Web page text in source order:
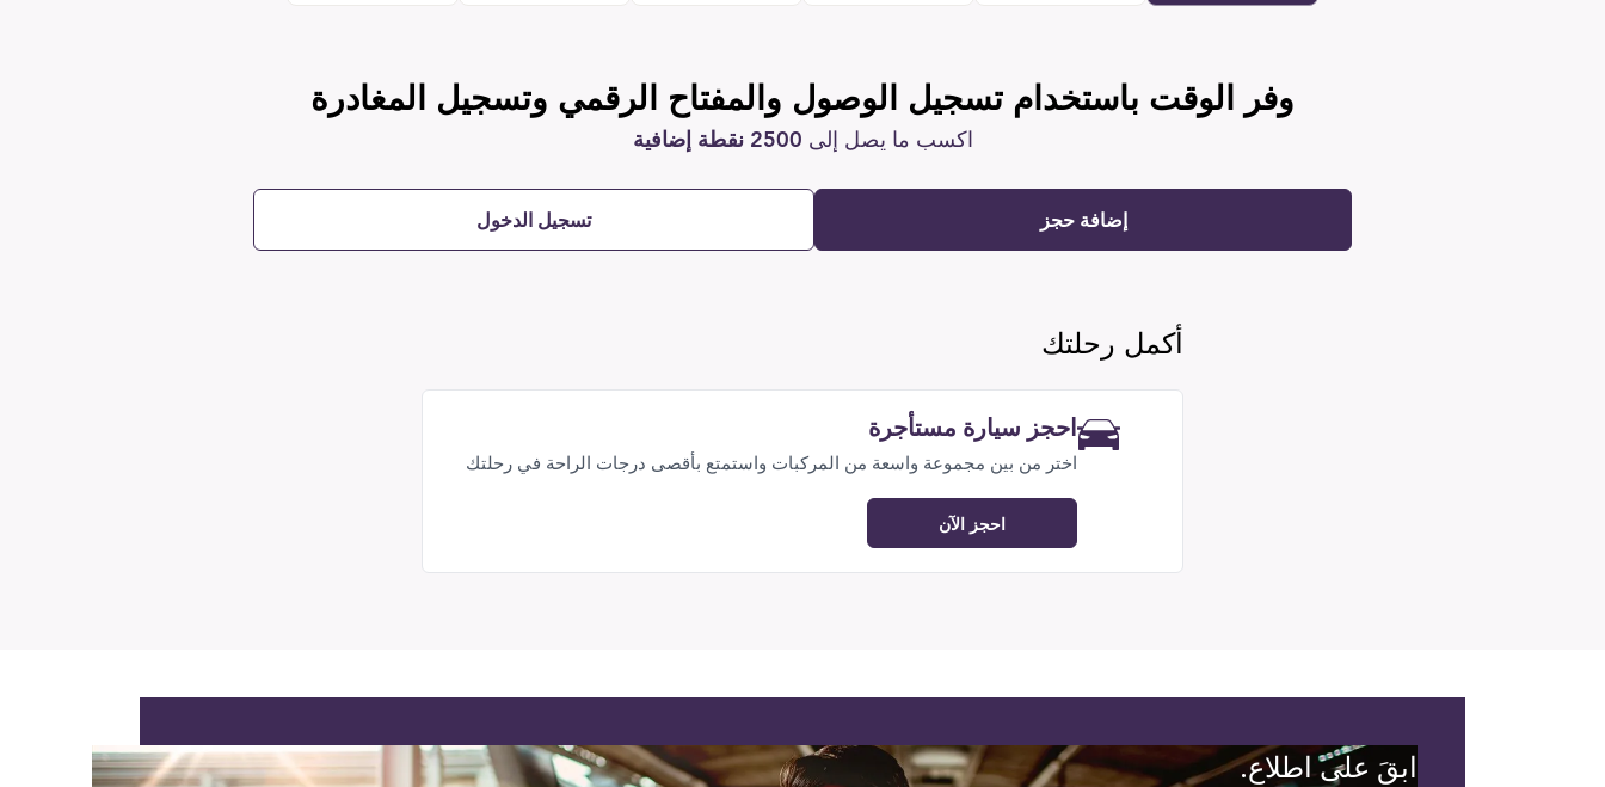
وفر الوقت باستخدام تسجيل الوصول والمفتاح الرقمي وتسجيل المغادرة
اكسب ما يصل إلى 2500 نقطة إضافية
إضافة حجز تسجيل الدخول
أكمل رحلتك
احجز سيارة مستأجرة
اختر من بين مجموعة واسعة من المركبات واستمتع بأقصى درجات الراحة في رحلتك
احجز الآن
ابقَ على اطلاع.